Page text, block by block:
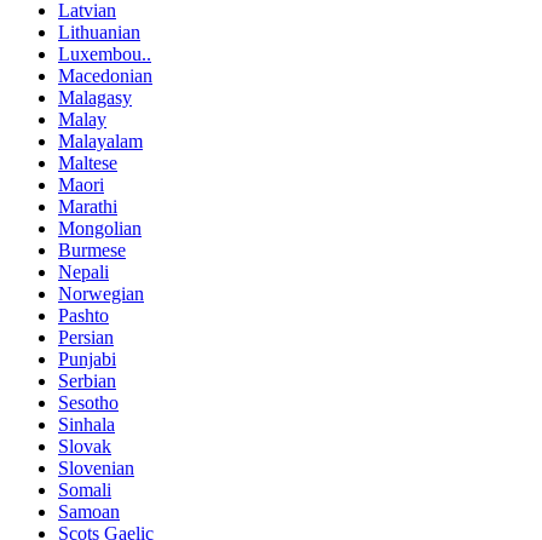
Latvian
Lithuanian
Luxembou..
Macedonian
Malagasy
Malay
Malayalam
Maltese
Maori
Marathi
Mongolian
Burmese
Nepali
Norwegian
Pashto
Persian
Punjabi
Serbian
Sesotho
Sinhala
Slovak
Slovenian
Somali
Samoan
Scots Gaelic